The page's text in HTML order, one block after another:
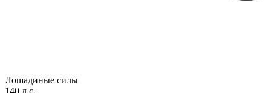
Лошадиные силы
140 л.с.